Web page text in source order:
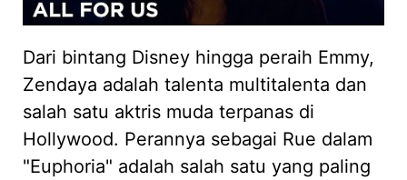
Dari bintang Disney hingga peraih Emmy,
Zendaya adalah talenta multitalenta dan
salah satu aktris muda terpanas di
Hollywood. Perannya sebagai Rue dalam
"Euphoria" adalah salah satu yang paling